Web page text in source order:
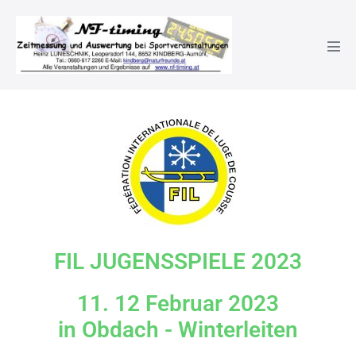
FIL Jugendspiele
FIL JUGENSSPIELE 2023
11. 12 Februar 2023
in Obdach - Winterleiten